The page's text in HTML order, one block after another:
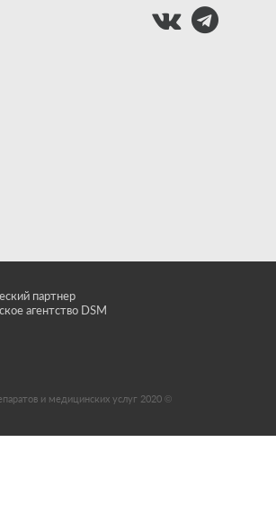
партнер
агентство DSM
и медицинских услуг 2020 ©